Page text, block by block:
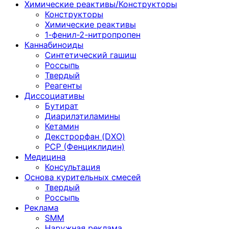
Химические реактивы/Конструкторы
Конструкторы
Химические реактивы
1-фенил-2-нитропропен
Каннабиноиды
Синтетический гашиш
Россыпь
Твердый
Реагенты
Диссоциативы
Бутират
Диарилэтиламины
Кетамин
Декстрорфан (DXO)
PCP (Фенциклидин)
Медицина
Консультация
Основа курительных смесей
Твердый
Россыпь
Реклама
SMM